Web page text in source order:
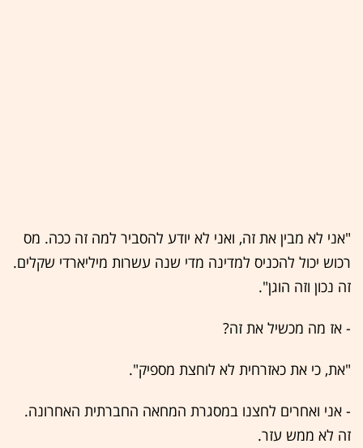
"אני לא מבין את זה, ואני לא יודע להסביר למה זה ככה. מס
רכוש יכול להכניס למדינה מדי שנה עשרות מיליארדי שקלים.
זה נכון וזה הוגן".
- אז מה מכשיל את זה?
"את, כי את כאזרחית לא לוחצת מספיק".
- אני ואחרים לחצנו במסגרת המחאה החברתית האחרונה.
זה לא ממש עזר.